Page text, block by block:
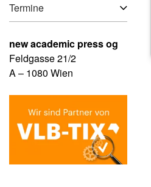
Termine
new academic press og
Feldgasse 21/2
A – 1080 Wien